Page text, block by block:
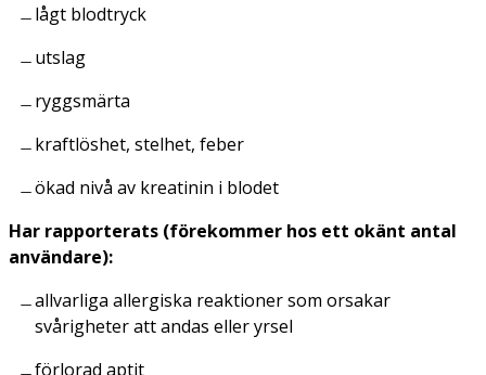
lågt blodtryck
utslag
ryggsmärta
kraftlöshet, stelhet, feber
ökad nivå av kreatinin i blodet
Har rapporterats (förekommer hos ett okänt antal
användare):
allvarliga allergiska reaktioner som orsakar
svårigheter att andas eller yrsel
förlorad aptit